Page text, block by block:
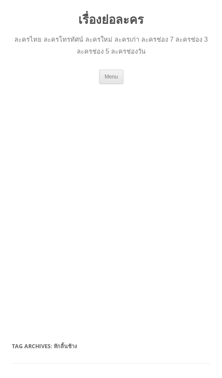
เรื่องย่อละคร
ละครไทย ละครโทรทัศน์ ละครใหม่ ละครเก่า ละครช่อง 7 ละครช่อง 3
ละครช่อง 5 ละครช่องวัน
Menu
TAG ARCHIVES: หักลิ้นช้าง